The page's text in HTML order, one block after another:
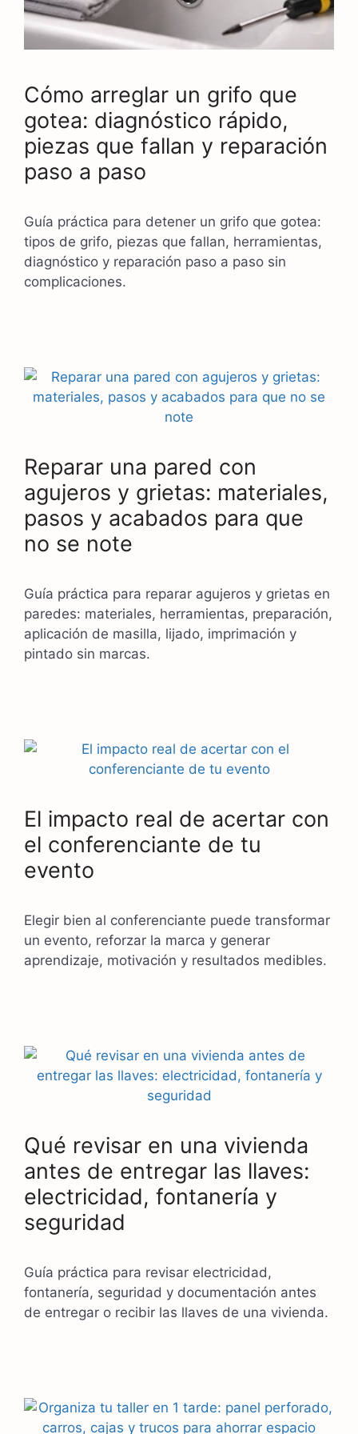
Cómo arreglar un grifo que
gotea: diagnóstico rápido,
piezas que fallan y reparación
paso a paso
Guía práctica para detener un grifo que gotea:
tipos de grifo, piezas que fallan, herramientas,
diagnóstico y reparación paso a paso sin
complicaciones.
Reparar una pared con
agujeros y grietas: materiales,
pasos y acabados para que
no se note
Guía práctica para reparar agujeros y grietas en
paredes: materiales, herramientas, preparación,
aplicación de masilla, lijado, imprimación y
pintado sin marcas.
El impacto real de acertar con
el conferenciante de tu
evento
Elegir bien al conferenciante puede transformar
un evento, reforzar la marca y generar
aprendizaje, motivación y resultados medibles.
Qué revisar en una vivienda
antes de entregar las llaves:
electricidad, fontanería y
seguridad
Guía práctica para revisar electricidad,
fontanería, seguridad y documentación antes
de entregar o recibir las llaves de una vivienda.